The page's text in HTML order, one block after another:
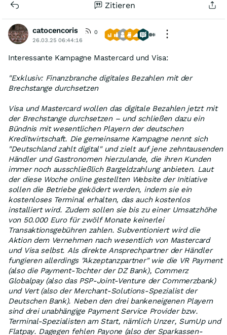
Zitieren
catocencoris
0
26.03.25 06:44:16
Interessante Kampagne Mastercard und Visa:
"Exklusiv: Finanzbranche digitales Bezahlen mit der
Brechstange durchsetzen
Visa und Mastercard wollen das digitale Bezahlen jetzt mit
der Brechstange durchsetzen – und schließen dazu ein
Bündnis mit wesentlichen Playern der deutschen
Kreditwirtschaft. Die gemeinsame Kampagne nennt sich
"Deutschland zahlt digital" und zielt auf jene zehntausenden
Händler und Gastronomen hierzulande, die ihren Kunden
immer noch ausschließlich Bargeldzahlung anbieten. Laut
der diese Woche online gestellten Website der Initiative
sollen die Betriebe geködert werden, indem sie ein
kostenloses Terminal erhalten, das auch kostenlos
installiert wird. Zudem sollen sie bis zu einer Umsatzhöhe
von 50.000 Euro für zwölf Monate keinerlei
Transaktionsgebühren zahlen. Subventioniert wird die
Aktion dem Vernehmen nach wesentlich von Mastercard
und Visa selbst. Als direkte Ansprechpartner der Händler
fungieren allerdings "Akzeptanzpartner" wie die VR Payment
(also die Payment-Tochter der DZ Bank), Commerz
Globalpay (also das PSP-Joint-Venture der Commerzbank)
und Vert (also der Merchant-Solutions-Spezialist der
Deutschen Bank). Neben den drei bankeneigenen Playern
sind drei unabhängige Payment Service Provider bzw.
Terminal-Spezialisten am Start, nämlich Unzer, SumUp und
Flatpay. Dagegen fehlen Payone (also der Sparkassen-